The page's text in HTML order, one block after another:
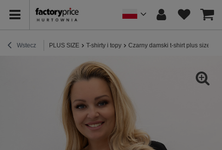
Wstecz PLUS SIZE T-shirty i topy Czarny damski t-shirt plus size z